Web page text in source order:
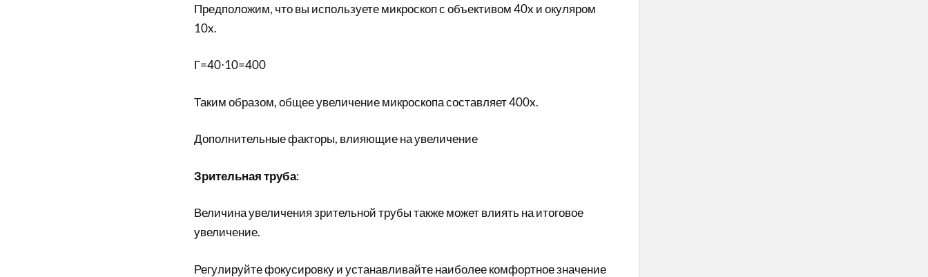
Предположим, что вы используете микроскоп с объективом 40x и окуляром
10x.
Г=40⋅10=400
Таким образом, общее увеличение микроскопа составляет 400x.
Дополнительные факторы, влияющие на увеличение
Зрительная труба:
Величина увеличения зрительной трубы также может влиять на итоговое
увеличение.
Регулируйте фокусировку и устанавливайте наиболее комфортное значение